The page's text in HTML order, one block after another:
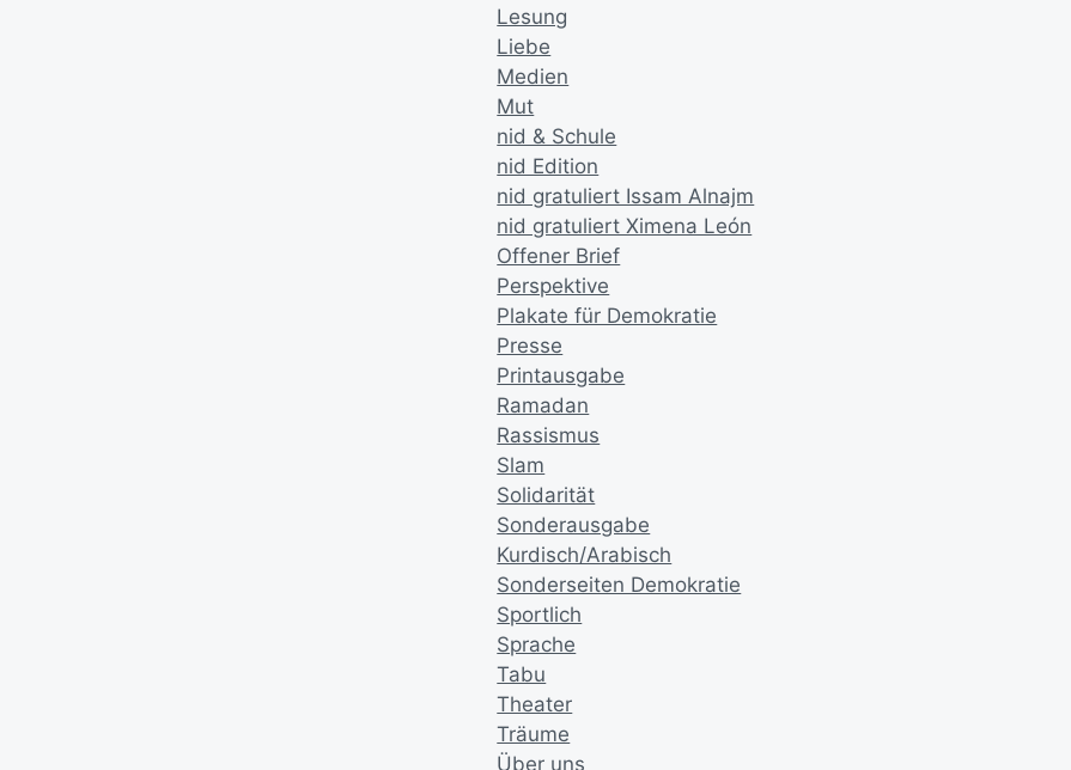
Lesung
Liebe
Medien
Mut
nid & Schule
nid Edition
nid gratuliert Issam Alnajm
nid gratuliert Ximena León
Offener Brief
Perspektive
Plakate für Demokratie
Presse
Printausgabe
Ramadan
Rassismus
Slam
Solidarität
Sonderausgabe
Kurdisch/Arabisch
Sonderseiten Demokratie
Sportlich
Sprache
Tabu
Theater
Träume
Über uns